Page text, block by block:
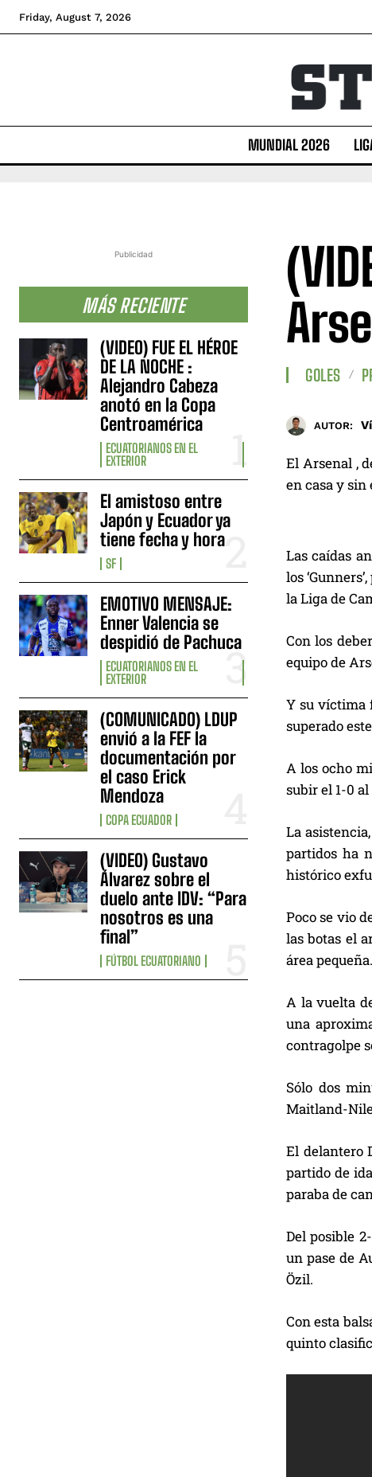
Friday, August 7, 2026
MUNDIAL 2026
Publicidad
MÁS RECIENTE
(VIDEO) FUE EL HÉROE
DE LA NOCHE :
Alejandro Cabeza
anotó en la Copa
Centroamérica
ECUATORIANOS EN EL
EXTERIOR
El amistoso entre
Japón y Ecuador ya
tiene fecha y hora
SF
EMOTIVO MENSAJE:
Enner Valencia se
despidió de Pachuca
ECUATORIANOS EN EL
EXTERIOR
(COMUNICADO) LDUP
envió a la FEF la
documentación por
el caso Erick
Mendoza
COPA ECUADOR
(VIDEO) Gustavo
Álvarez sobre el
duelo ante IDV: “Para
nosotros es una
final”
FÚTBOL ECUATORIANO
GOLES
AUTOR:
El Arsenal ,
en casa y sin
Las caídas
los
la Liga de
Con los
equipo de
Y su víctima
superado
A los ocho
subir el 1-0
La
partidos ha
histórico
Poco se vio
las botas el
área pequeña.
A la vuelta
una
contragolpe
Sólo dos
Maitland-
El delantero
partido de
paraba de
Del posible
un pase de
Özil.
Con esta
quinto